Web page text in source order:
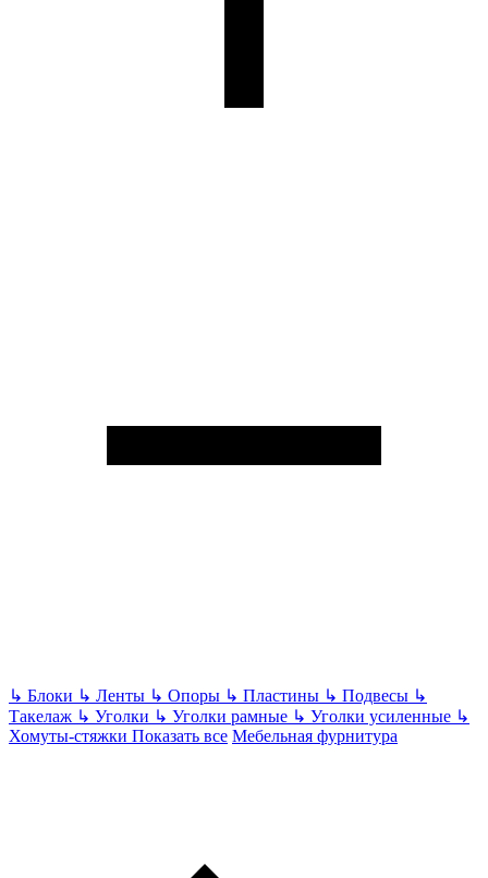
↳ Блоки ↳ Ленты ↳ Опоры ↳ Пластины ↳ Подвесы ↳
Такелаж ↳ Уголки ↳ Уголки рамные ↳ Уголки усиленные ↳
Хомуты-стяжки Показать все Мебельная фурнитура